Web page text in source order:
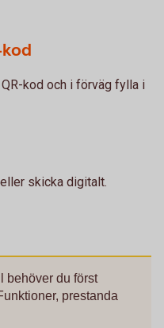
kod och i förväg fylla i
skicka digitalt.
behöver du först
prestanda